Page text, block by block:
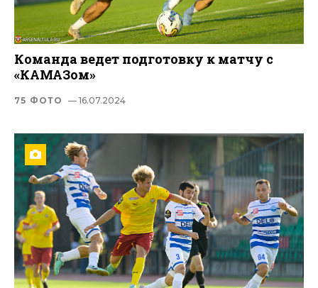
Команда ведет подготовку к матчу с
«КАМАЗом»
75 ФОТО — 16.07.2024